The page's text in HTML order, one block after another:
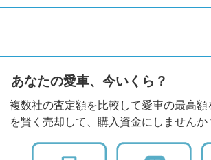
あなたの愛車、今いくら？
複数社の査定額を比較して愛車の最高
を賢く売却して、購入資金にしませんか